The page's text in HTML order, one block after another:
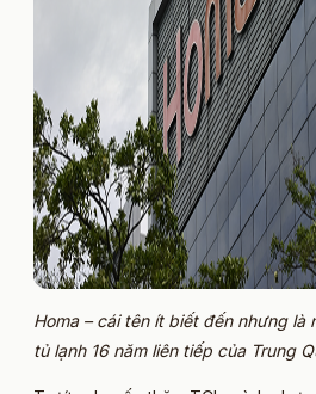
Homa – cái tên ít biết đến nhưng là
tủ lạnh 16 năm liên tiếp của Trung